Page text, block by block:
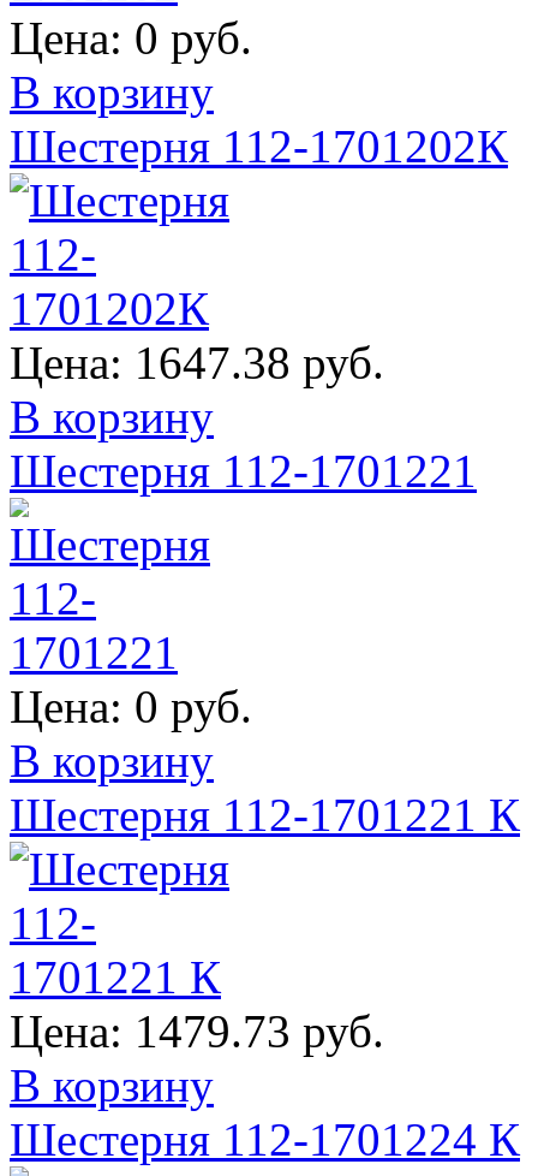
Цена: 0 руб.
В корзину
Шестерня 112-1701202К
Цена: 1647.38 руб.
В корзину
Шестерня 112-1701221
Цена: 0 руб.
В корзину
Шестерня 112-1701221 К
Цена: 1479.73 руб.
В корзину
Шестерня 112-1701224 К